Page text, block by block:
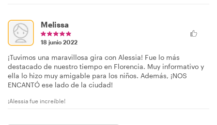
Melissa
18 junio 2022
¡Tuvimos una maravillosa gira con Alessia! Fue lo más
destacado de nuestro tiempo en Florencia. Muy informativo y
ella lo hizo muy amigable para los niños. Además, ¡NOS
ENCANTÓ ese lado de la ciudad!
¡Alessia fue increíble!